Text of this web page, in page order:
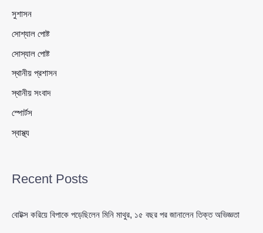
সুশাসন
সোশ্যাল পোষ্ট
সোস্যাল পোষ্ট
স্থানীয় প্রশাসন
স্থানীয় সংবাদ
স্পোর্টস
স্বাস্থ্য
Recent Posts
বোটক্স করিয়ে বিপাকে পড়েছিলেন মিনি মাথুর, ১৫ বছর পর জানালেন তিক্ত অভিজ্ঞতা